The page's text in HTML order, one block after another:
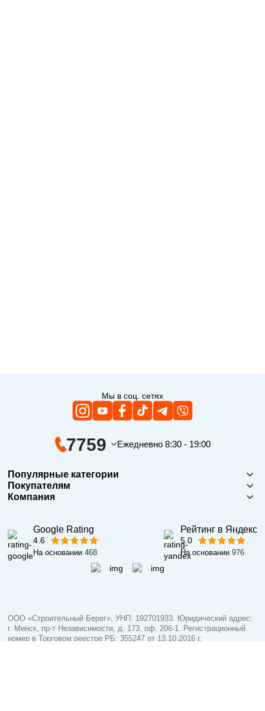
Мы в соц. сетях
7759 Ежедневно 8:30 - 19:00
Популярные категории
Покупателям
Компания
Google Rating
4.6
На основании468
Рейтинг в Яндекс
5.0
На основании 976
ООО «Строительный Берег», УНП: 192701933. Юридический адрес:
г. Минск, пр-т Независимости, д. 173, оф. 206-1. Регистрационный
номер в Торговом реестре РБ: 355247 от 13.10.2016 г.